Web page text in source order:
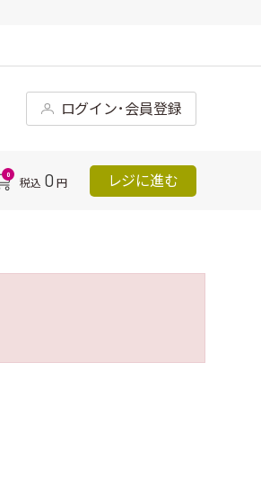
ログイン･会員登録
0
税込 0 円 レジに進む